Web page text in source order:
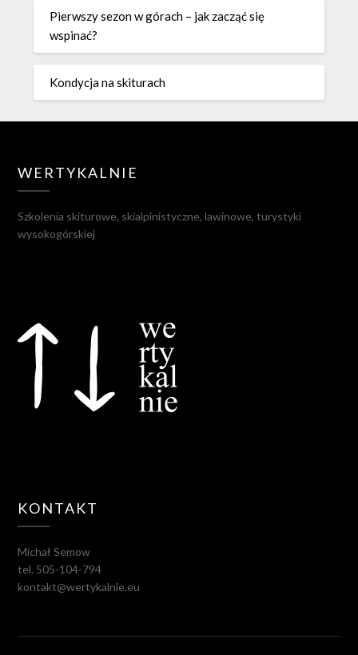
Pierwszy sezon w górach – jak zacząć się
wspinać?
Kondycja na skiturach
WERTYKALNIE
Szkolenia skiturowe, skialpinistyczne, lawinowe, turystyki
wysokogórskiej
KONTAKT
Michał Semow
tel. 505-104-794
kontakt@wertykalnie.eu